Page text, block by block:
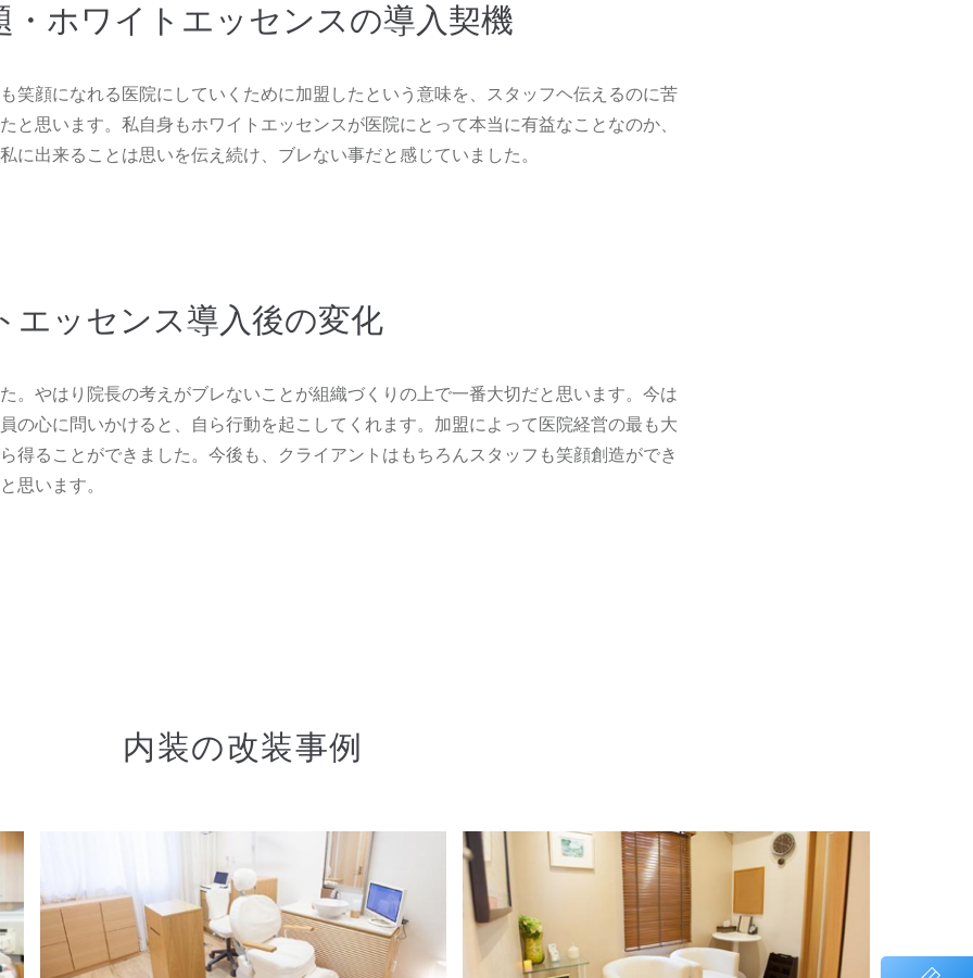
・ホワイトエッセンスの導入契機
笑顔になれる医院にしていくために加盟したという意味を、スタッフヘ伝えるのに苦
と思います。私自身もホワイトエッセンスが医院にとって本当に有益なことなのか、
に出来ることは思いを伝え続け、ブレない事だと感じていました。
エッセンス導入後の変化
。やはり院長の考えがブレないことが組織づくりの上で一番大切だと思います。今は
の心に問いかけると、自ら行動を起こしてくれます。加盟によって医院経営の最も大
得ることができました。今後も、クライアントはもちろんスタッフも笑顔創造ができ
思います。
内装の改装事例